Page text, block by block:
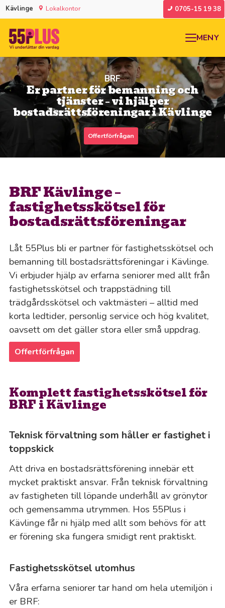
Kävlinge Lokalkontor 0705-15 19 38
MENY
BRF
Er partner för bemanning och
tjänster – vi hjälper
bostadsrättsföreningar i Kävlinge
Offertförfrågan
BRF Kävlinge –
fastighetsskötsel för
bostadsrättsföreningar
Låt 55Plus bli er partner för fastighetsskötsel och
bemanning till bostadsrättsföreningar i Kävlinge.
Vi erbjuder hjälp av erfarna seniorer med allt från
fastighetsskötsel och trappstädning till
trädgårdsskötsel och vaktmästeri – alltid med
korta ledtider, personlig service och hög kvalitet,
oavsett om det gäller stora eller små uppdrag.
Offertförfrågan
Komplett fastighetsskötsel för
BRF i Kävlinge
Teknisk förvaltning som håller er fastighet i
toppskick
Att driva en bostadsrättsförening innebär ett
mycket praktiskt ansvar. Från teknisk förvaltning
av fastigheten till löpande underhåll av grönytor
och gemensamma utrymmen. Hos 55Plus i
Kävlinge får ni hjälp med allt som behövs för att
er förening ska fungera smidigt rent praktiskt.
Fastighetsskötsel utomhus
Våra erfarna seniorer tar hand om hela utemiljön i
er BRF: